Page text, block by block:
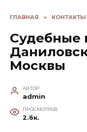
ГЛАВНАЯ » КОНТАКТЫ
Судебные
Москвы
АВТОР
admin
ПРОСМОТРОВ
2.6к.